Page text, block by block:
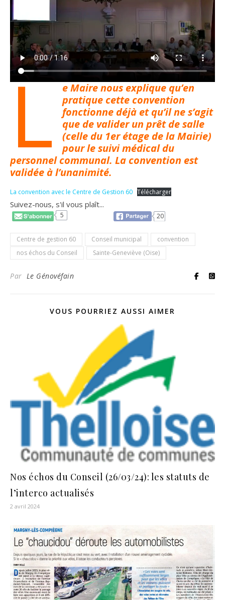
L
e Maire nous explique qu’en
pratique cette convention
fonctionne déjà et qu’il ne s’agit
que de valider un prêt de salle
(celle du 1er étage de la Mairie)
pour le suivi médical du
personnel communal. La convention est
validée à l’unanimité.
La convention avec le Centre de Gestion 60 Télécharger
Suivez-nous, s'il vous plaît...
5 20
Centre de gestion 60 Conseil municipal
convention
nos échos du Conseil
Sainte-Geneviève (Oise)
Par Le Génovéfain
VOUS POURRIEZ AUSSI AIMER
Nos échos du Conseil (26/03/24): les statuts de
l’interco actualisés
2 avril 2024